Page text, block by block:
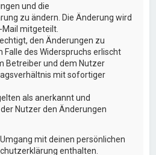
und die
zu ändern. Die Änderung wird
mitgeteilt.
den Änderungen zu
Falle des Widerspruchs erlischt
Betreiber und dem Nutzer
mit sofortiger
als anerkannt und
Nutzer den Änderungen
mit deinen persönlichen
enthalten.